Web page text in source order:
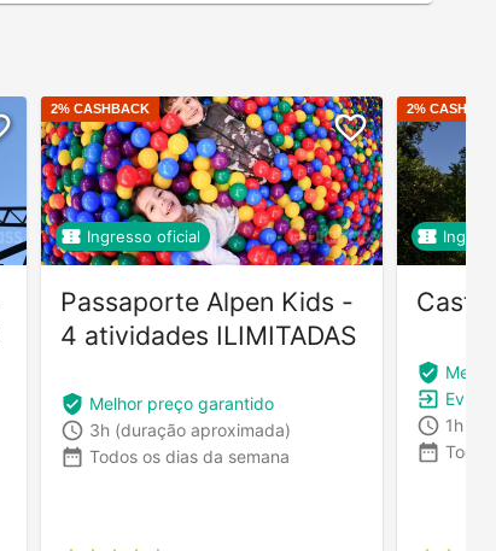
2% CASHBACK
Ingresso oficial
Passaporte Alpen Kids -
4 atividades ILIMITADAS
Melhor preço garantido
3h (duração aproximada)
Todos os dias da semana
2%
Evita
1h